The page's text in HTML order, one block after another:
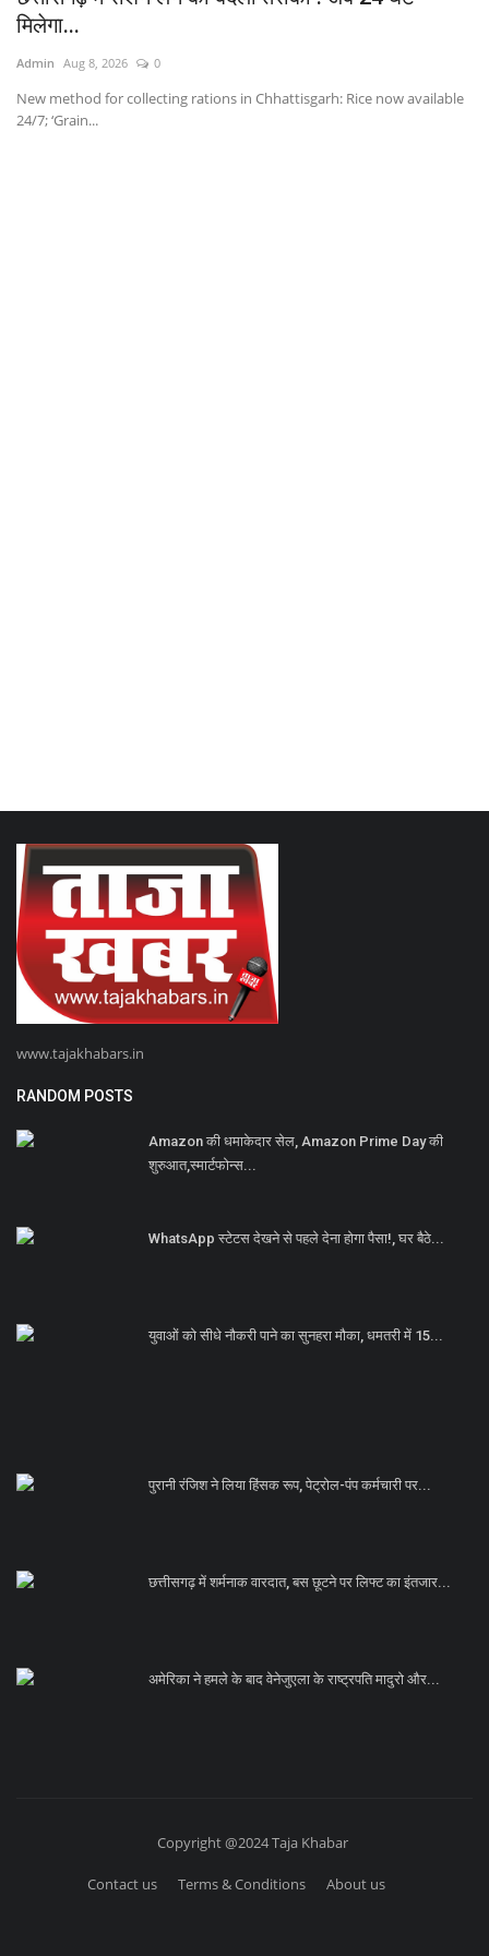
मिलेगा...
Admin Aug 8, 2026 0
New method for collecting rations in Chhattisgarh: Rice now available
24/7; ‘Grain...
www.tajakhabars.in
RANDOM POSTS
Amazon की धमाकेदार सेल, Amazon Prime Day की
शुरुआत,स्मार्टफोन्स...
WhatsApp स्टेटस देखने से पहले देना होगा पैसा!, घर बैठे...
युवाओं को सीधे नौकरी पाने का सुनहरा मौका, धमतरी में 15...
पुरानी रंजिश ने लिया हिंसक रूप, पेट्रोल-पंप कर्मचारी पर...
छत्तीसगढ़ में शर्मनाक वारदात, बस छूटने पर लिफ्ट का इंतजार...
अमेरिका ने हमले के बाद वेनेजुएला के राष्ट्रपति मादुरो और...
Copyright @2024 Taja Khabar
Contact us Terms & Conditions About us